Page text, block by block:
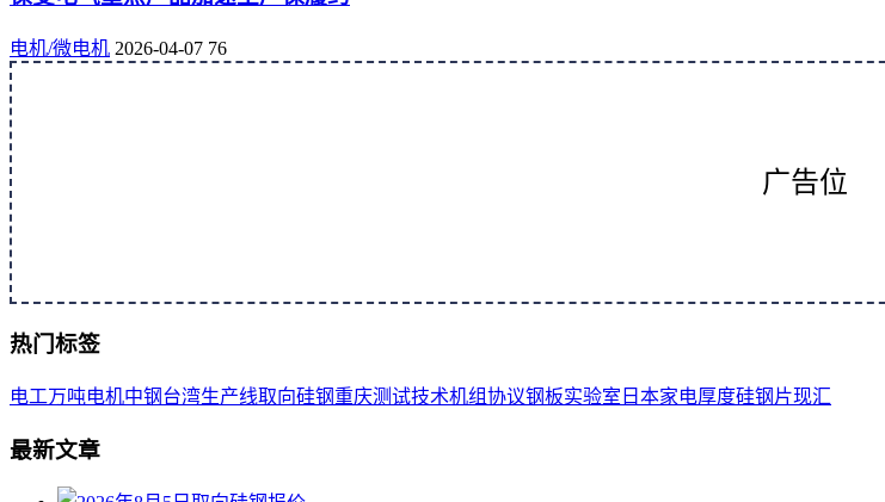
电机/微电机 2026-04-07 76
广告位
热门标签
电工万吨电机中钢台湾生产线取向硅钢重庆测试技术机组协议钢板实验室 日本家电厚度硅钢片现汇
最新文章